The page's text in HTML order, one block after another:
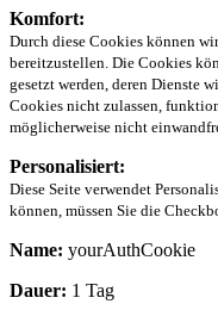
Komfort:
Durch diese Cookies können
bereitzustellen. Die Cookies
gesetzt werden, deren Dienste
Cookies nicht zulassen,
möglicherweise nicht
Personalisiert:
Diese Seite verwendet
können, müssen Sie die
Name: yourAuthCookie
Dauer: 1 Tag